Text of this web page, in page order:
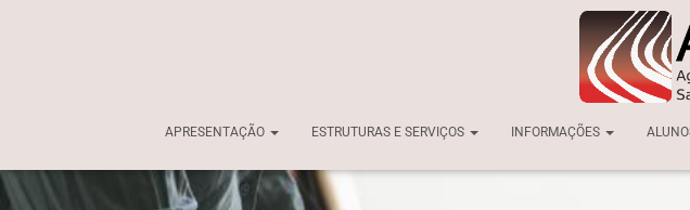
APRESENTAÇÃO ESTRUTURAS E SERVIÇOS INFORMAÇÕES